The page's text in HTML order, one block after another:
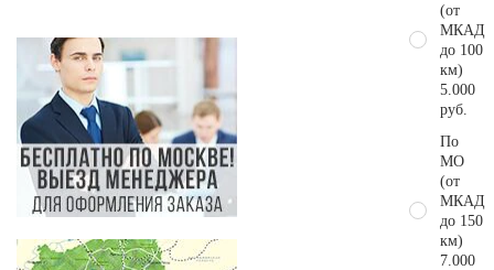
(от
МКАД
до 100
км)
5.000
руб.
По
МО
(от
МКАД
до 150
км)
7.000